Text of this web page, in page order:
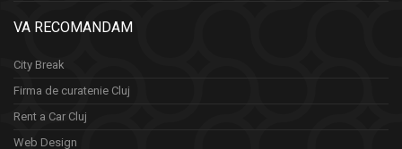
VA RECOMANDAM
City Break
Firma de curatenie Cluj
Rent a Car Cluj
Web Design